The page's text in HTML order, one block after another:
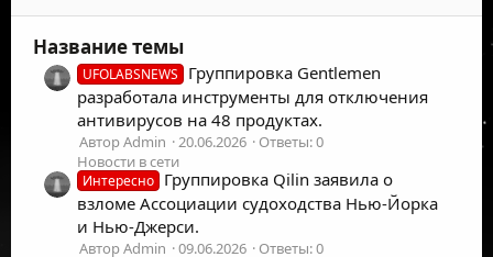
Название темы
UFOLABSNEWS
Группировка Gentlemen
разработала инструменты для отключения
антивирусов на 48 продуктах.
Автор Admin 20.06.2026
Ответы: 0
Новости в сети
Интересно Группировка Qilin заявила о
взломе Ассоциации судоходства Нью-Йорка
и Нью-Джерси.
Автор Admin 09.06.2026 Ответы: 0